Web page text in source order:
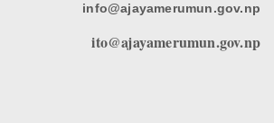
info@ajayamerumun.gov.np
ito@ajayamerumun.gov.np